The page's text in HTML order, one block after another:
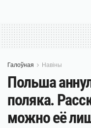
Галоўная Навіны
Польша
поляка.
можно её